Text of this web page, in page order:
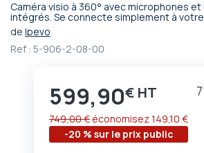
Caméra visio à 360° avec microphones
intégrés. Se connecte simplement à votre
de Ipevo
Ref : 5-906-2-08-00
Prix
599,90€
-20 % sur le prix public
749,00 € économisez149,10 €
Passer
au
début
de
d’images